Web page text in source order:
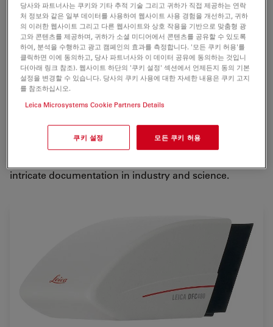
innovative approaches to imaging. Producing high
quality images fast for documentation, evaluation and
analysis are key factors for success.
The Leica DFC480 digital camera system provides
images of the highest color fidelity, resolution, and
detail. Even under low illumination, you can expect
perfect images due to many unique Leica features,
readout modes.
intricate documentation in industry and science.
당사와 파트너사는 쿠키와 기타 추적 기술 그리고 귀하가 직접 제공하는 연락
처 정보와 같은 일부 데이터를 사용하여 웹사이트 사용 경험을 개선하고, 귀하
의 이러한 웹사이트 그리고 다른 웹사이트와 상호 작용을 기반으로 맞춤형 광
고와 콘텐츠를 제공하며, 귀하가 소셜 미디어에서 콘텐츠를 공유할 수 있도록
하여, 분석을 수행하고 광고 캠페인의 효과를 측정합니다. '모든 쿠키 허용'를
클릭하면 이에 동의하고, 당사 파트너사와 이 데이터 공유에 동의하는 것입니
다(아래 링크 참조). 웹사이트 하단의 '쿠키 설정' 섹션에서 언제든지 동의 기본
설정을 변경할 수 있습니다. 당사의 쿠키 사용에 대한 자세한 내용은 쿠키 고지
를 참조하십시오.
Leica Microsystems Cookie Partners Details
쿠키 설정 모든 쿠키 허용